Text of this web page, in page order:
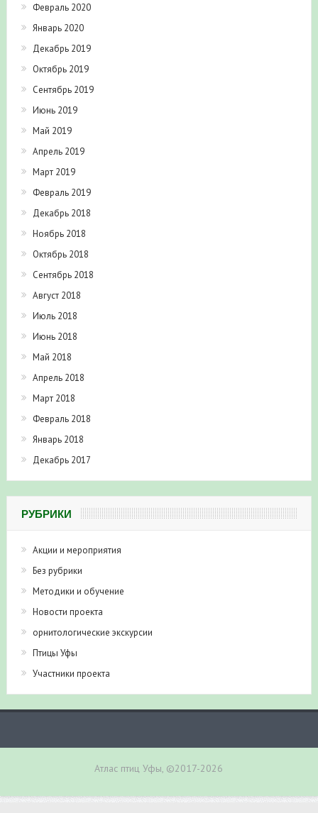
Февраль 2020
Январь 2020
Декабрь 2019
Октябрь 2019
Сентябрь 2019
Июнь 2019
Май 2019
Апрель 2019
Март 2019
Февраль 2019
Декабрь 2018
Ноябрь 2018
Октябрь 2018
Сентябрь 2018
Август 2018
Июль 2018
Июнь 2018
Май 2018
Апрель 2018
Март 2018
Февраль 2018
Январь 2018
Декабрь 2017
РУБРИКИ
Акции и мероприятия
Без рубрики
Методики и обучение
Новости проекта
орнитологические экскурсии
Птицы Уфы
Участники проекта
Атлас птиц Уфы, ©2017-2026